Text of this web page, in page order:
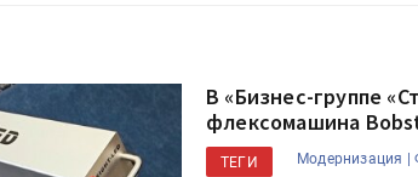
В «Бизнес-группе
флексомашина
ТЕГИ Модернизация |
Круглый стол на тему РОП пройдет
28 июля